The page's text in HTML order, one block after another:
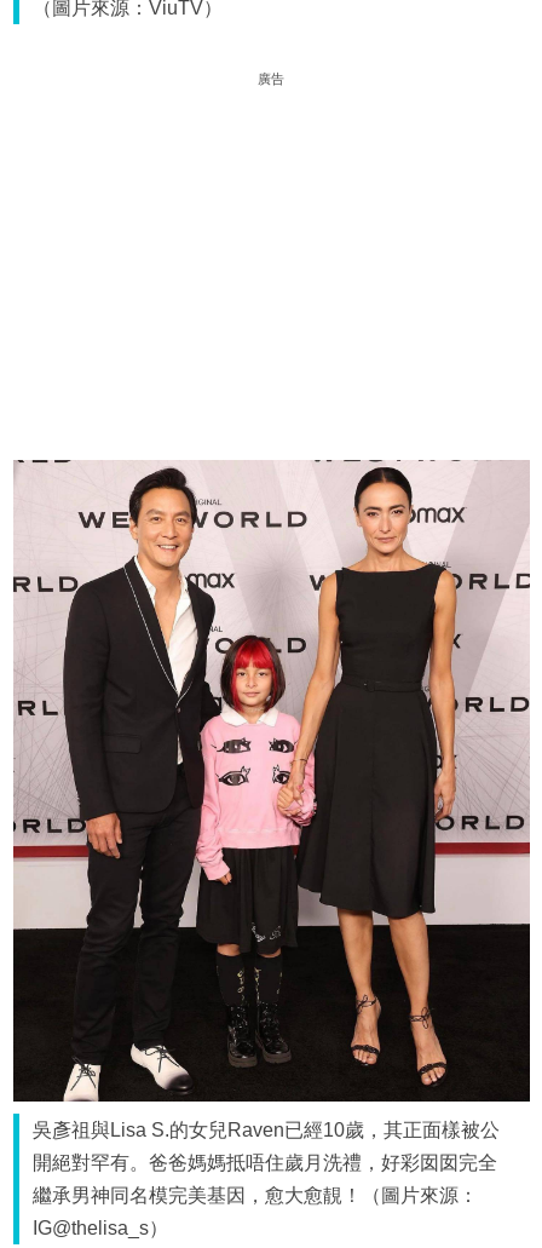
（圖片來源：ViuTV）
廣告
吳彥祖與Lisa S.的女兒Raven已經10歲，其正面樣被公
開絕對罕有。爸爸媽媽抵唔住歲月洗禮，好彩囡囡完全
繼承男神同名模完美基因，愈大愈靚！（圖片來源：
IG@thelisa_s）